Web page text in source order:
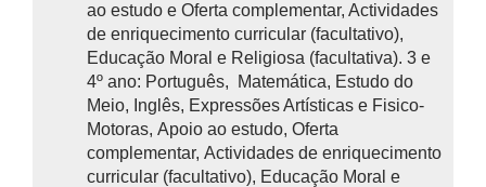
ao estudo e Oferta complementar, Actividades
de enriquecimento curricular (facultativo),
Educação Moral e Religiosa (facultativa). 3 e
4º ano: Português, Matemática, Estudo do
Meio, Inglês, Expressões Artísticas e Fisico-
Motoras, Apoio ao estudo, Oferta
complementar, Actividades de enriquecimento
curricular (facultativo), Educação Moral e